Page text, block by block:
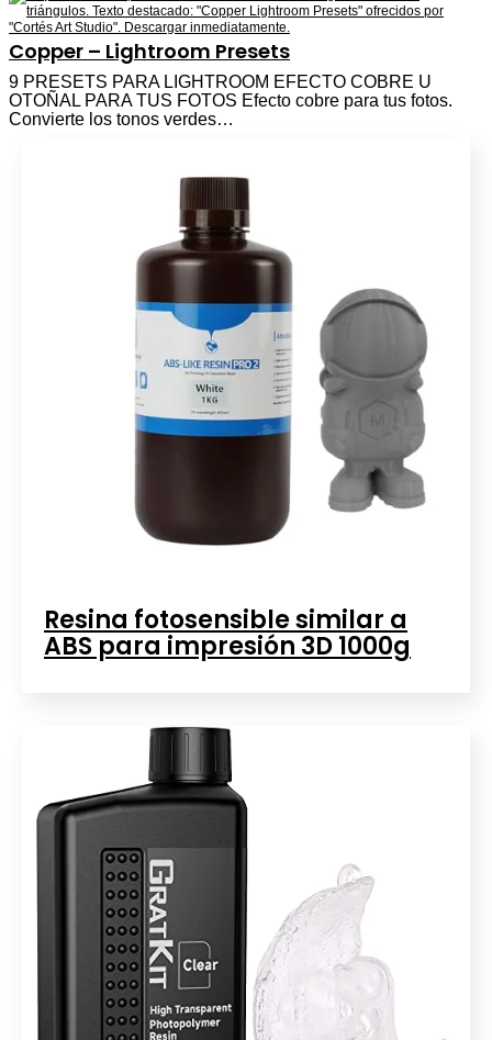
Copper – Lightroom Presets
9 PRESETS PARA LIGHTROOM EFECTO COBRE U
OTOÑAL PARA TUS FOTOS Efecto cobre para tus fotos.
Convierte los tonos verdes…
Resina fotosensible similar a
ABS para impresión 3D 1000g